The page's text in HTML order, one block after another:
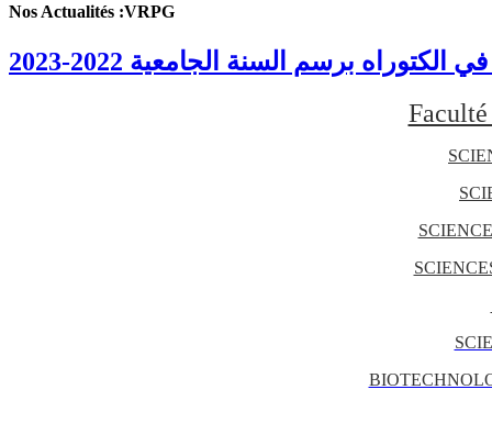
Nos Actualités :VRPG
برسم السنة الجامعية 2022-2023